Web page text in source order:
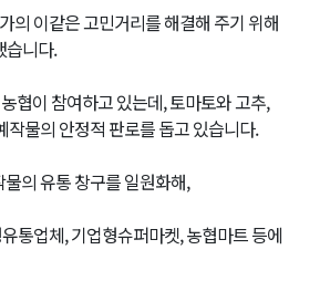
의 이같은 고민거리를 해결해 주기 위해
습니다.
협이 참여하고 있는데, 토마토와 고추,
작물의 안정적 판로를 돕고 있습니다.
의 유통 창구를 일원화해,
통업체, 기업형슈퍼마켓, 농협마트 등에